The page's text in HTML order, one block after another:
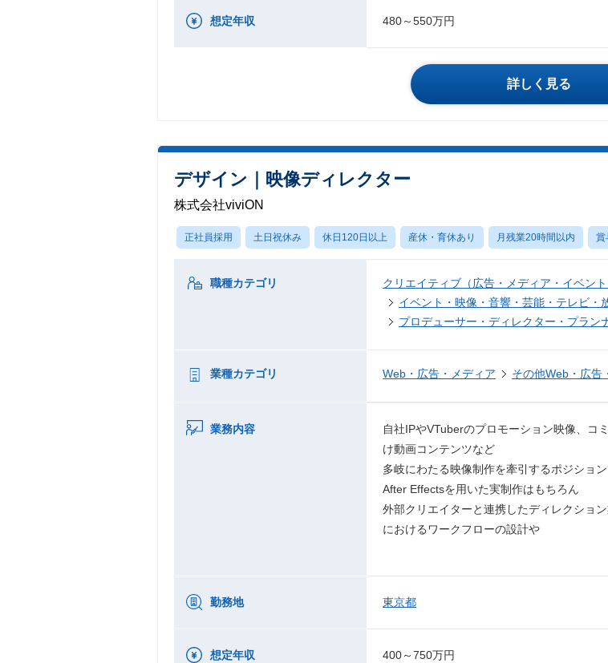
想定年収 480～550万円
詳しく見る
デザイン｜映像ディレクター
株式会社viviON
正社員採用 土日祝休み 休日120日以上 産休・育休あり 月残業20時間以内 賞
職種カテゴリ
クリエイティブ（広告・メディア・イベント
イベント・映像・音響・芸能・テレビ・
プロデューサー・ディレクター・プラン
業種カテゴリ Web・広告・メディア その他Web・広告
業務内容
自社IPやVTuberのプロモーション映像、コ
け動画コンテンツなど
多岐にわたる映像制作を牽引するポジショ
After Effectsを用いた実制作はもちろん
外部クリエイターと連携したディレクショ
におけるワークフローの設計や
勤務地 東京都
想定年収 400～750万円